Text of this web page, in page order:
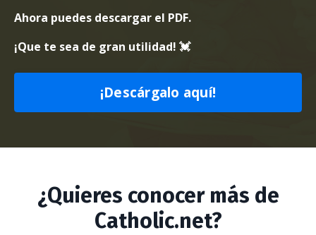
Ahora puedes descargar el PDF.
¡Que te sea de gran utilidad! 💓
¡Descárgalo aquí!
¿Quieres conocer más de
Catholic.net?